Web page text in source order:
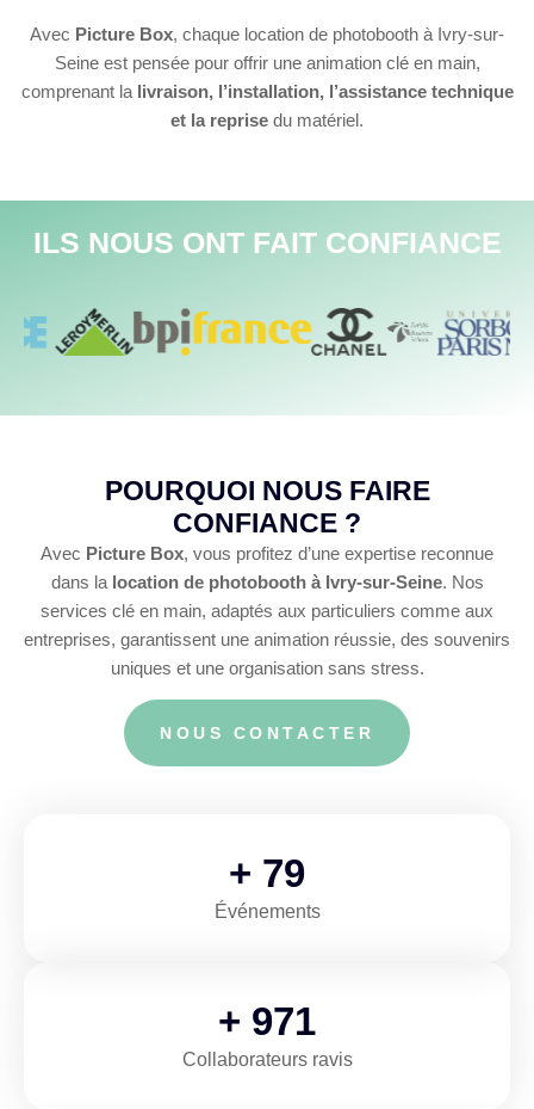
Avec Picture Box, chaque location de photobooth à Ivry-sur-
Seine est pensée pour offrir une animation clé en main,
comprenant la livraison, l’installation, l’assistance technique
et la reprise du matériel.
ILS NOUS ONT FAIT CONFIANCE
POURQUOI NOUS FAIRE
CONFIANCE ?
Avec Picture Box, vous profitez d’une expertise reconnue
dans la location de photobooth à Ivry-sur-Seine. Nos
services clé en main, adaptés aux particuliers comme aux
entreprises, garantissent une animation réussie, des souvenirs
uniques et une organisation sans stress.
NOUS CONTACTER
+ 111
Événements
+ 1,376
Collaborateurs ravis